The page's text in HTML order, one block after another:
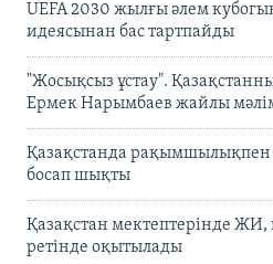
UEFA 2030 жылғы әлем
идеясынан бас тартпайды
"Жосықсыз ұстау".
Ермек Нарымбаев жайлы
Қазақстанда рақымшылықпен
босап шықты
Қазақстан мектептерінде ЖИ,
ретінде оқытылады